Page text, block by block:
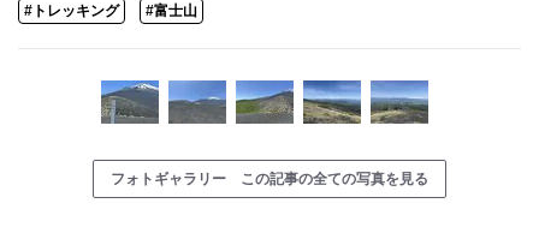
#トレッキング #富士山
フォトギャラリー この記事の全ての写真を見る